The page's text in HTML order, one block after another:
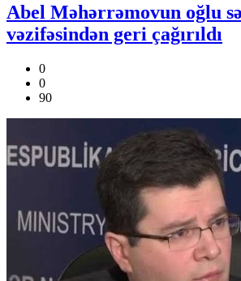
Abel Məhərrəmovun oğlu
vəzifəsindən geri çağırıldı
0
0
90